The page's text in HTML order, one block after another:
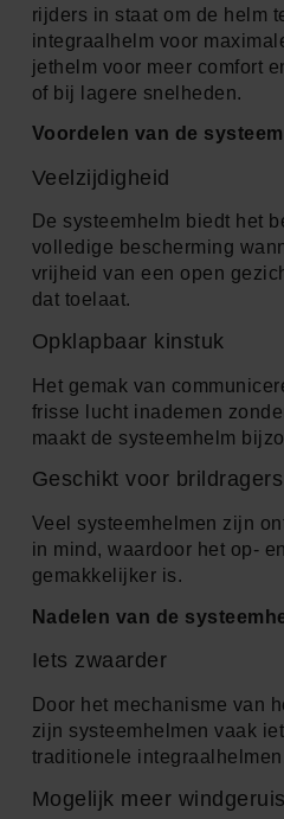
rijders in staat om de helm
integraalhelm voor
jethelm voor meer comfort
of bij lagere snelheden.
Voordelen van de
Veelzijdigheid
De systeemhelm biedt het
volledige bescherming
vrijheid van een open
dat toelaat.
Opklapbaar kinstuk
Het gemak van
frisse lucht inademen
maakt de systeemhelm
Geschikt voor brildragers
Veel systeemhelmen zijn
in mind, waardoor het op-
gemakkelijker is.
Nadelen van de
Iets zwaarder
Door het mechanisme van
zijn systeemhelmen vaak
traditionele
Mogelijk meer windgeruis